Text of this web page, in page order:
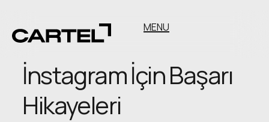
MENU
İnstagram İçin Başarı
Hikayeleri